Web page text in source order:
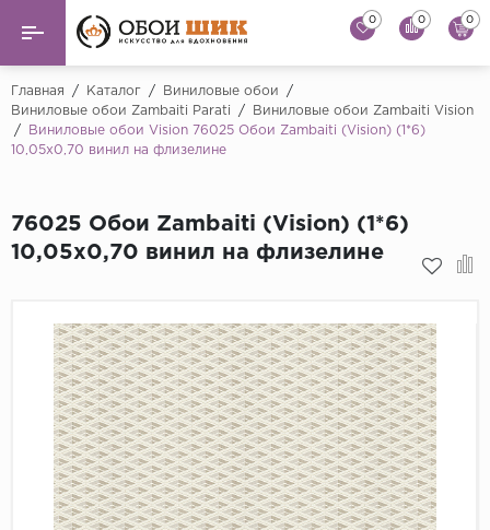
Назад
Виниловые обои ...
Artsimple
AS Creation
Cristiana Masi
Decori Decori
...
Emiliana Parati
Fipar
Grandeco
Флоковые обои
Обои панно
Обои под покраску
Краска
0 0 0
Главная / Каталог / Виниловые обои
/
Виниловые обои Zambaiti Parati
/
Виниловые обои Zambaiti Vision
/
Виниловые обои Vision 76025 Обои Zambaiti (Vision) (1*6)
10,05x0,70 винил на флизелине
76025 Обои Zambaiti (Vision) (1*6)
10,05x0,70 винил на флизелине